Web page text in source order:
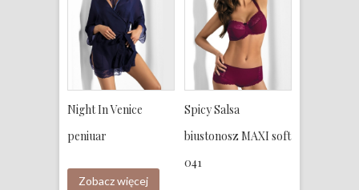
Night In Venice
peniuar
Zobacz więcej
Spicy Salsa
biustonosz MAXI soft
041